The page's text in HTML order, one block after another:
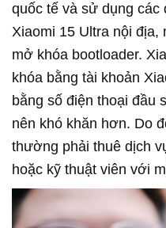
quốc tế và sử dụng các
Xiaomi 15 Ultra nội
mở khóa bootloader.
khóa bằng tài khoản
bằng số điện thoại đầu
nên khó khăn hơn. Do
thường phải thuê dịch
hoặc kỹ thuật viên với